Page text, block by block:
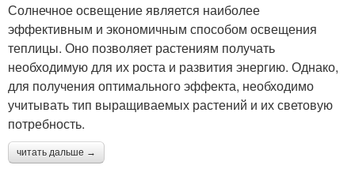
Солнечное освещение является наиболее
эффективным и экономичным способом освещения
теплицы. Оно позволяет растениям получать
необходимую для их роста и развития энергию. Однако,
для получения оптимального эффекта, необходимо
учитывать тип выращиваемых растений и их световую
потребность.
читать дальше →